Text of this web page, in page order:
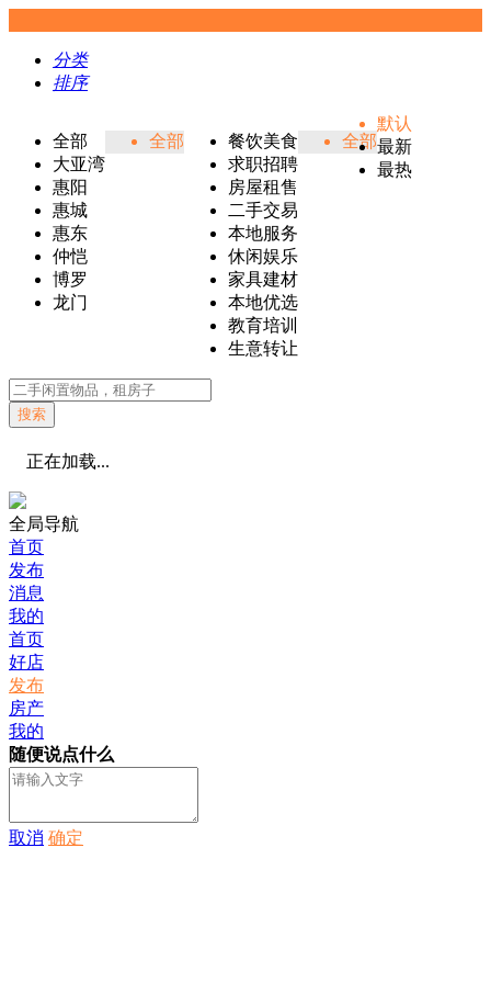
分类
排序
全部
大亚湾
惠阳
惠城
惠东
仲恺
博罗
龙门
全部
餐饮美食
求职招聘
房屋租售
二手交易
本地服务
休闲娱乐
家具建材
本地优选
教育培训
生意转让
全部
默认
最新
最热
搜索
正在加载...
全局导航
首页
发布
消息
我的
首页
好店
发布
房产
我的
随便说点什么
取消 确定